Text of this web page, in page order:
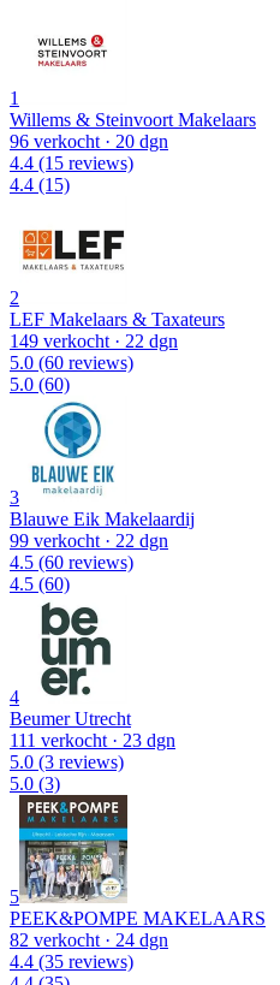
1
Willems & Steinvoort Makelaars
96 verkocht · 20 dgn
4.4 (15 reviews)
4.4 (15)
2
LEF Makelaars & Taxateurs
149 verkocht · 22 dgn
5.0 (60 reviews)
5.0 (60)
3
Blauwe Eik Makelaardij
99 verkocht · 22 dgn
4.5 (60 reviews)
4.5 (60)
4
Beumer Utrecht
111 verkocht · 23 dgn
5.0 (3 reviews)
5.0 (3)
5
PEEK&POMPE MAKELAARS
82 verkocht · 24 dgn
4.4 (35 reviews)